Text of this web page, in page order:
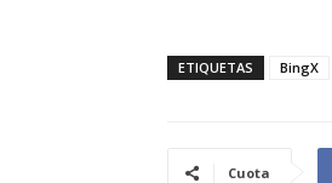
ETIQUETAS BingX
Cuota